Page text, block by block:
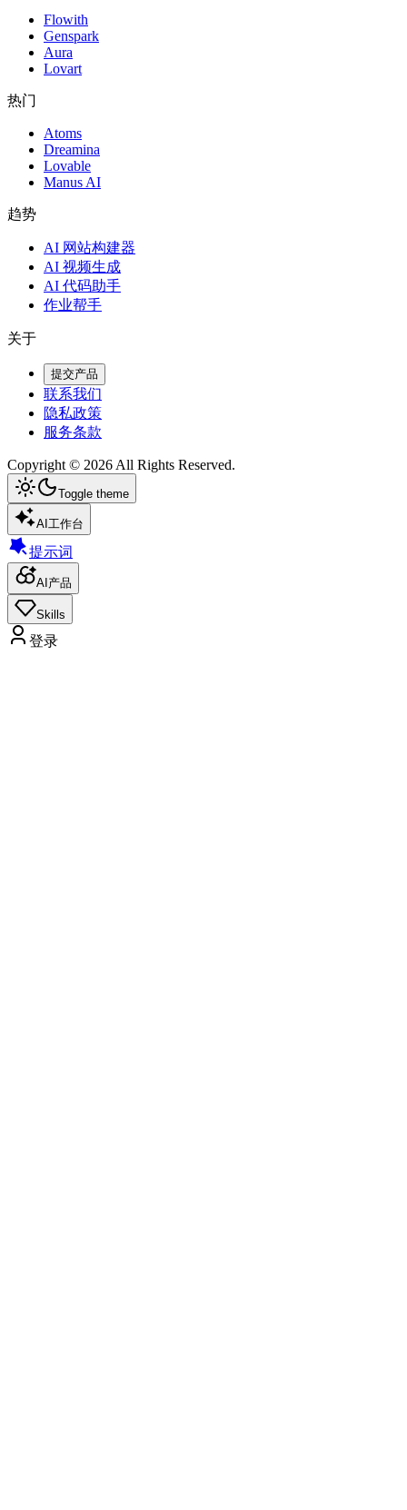
Flowith
Genspark
Aura
Lovart
热门
Atoms
Dreamina
Lovable
Manus AI
趋势
AI 网站构建器
AI 视频生成
AI 代码助手
作业帮手
关于
提交产品
联系我们
隐私政策
服务条款
Copyright © 2026 All Rights Reserved.
Toggle theme
AI工作台
提示词
AI产品
Skills
登录